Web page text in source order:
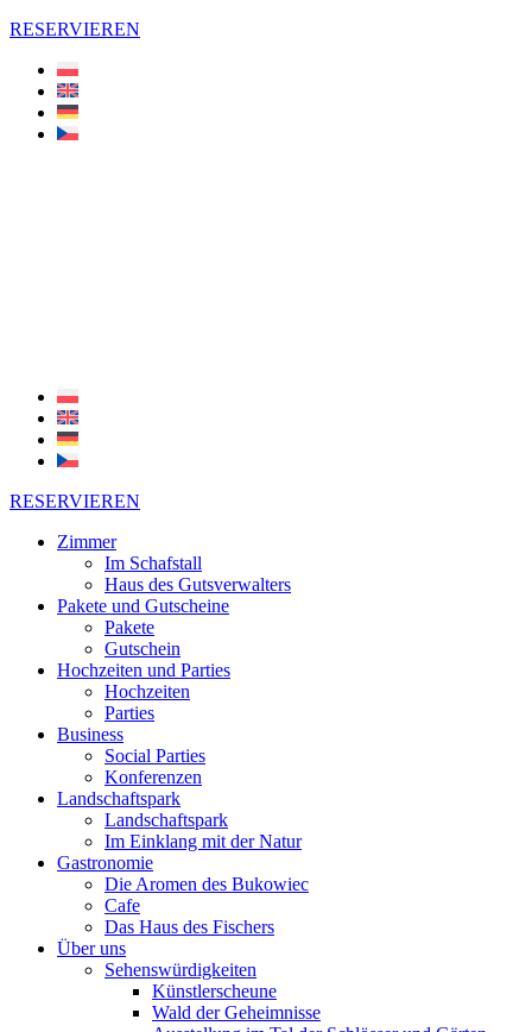
RESERVIEREN
RESERVIEREN
Zimmer
Im Schafstall
Haus des Gutsverwalters
Pakete und Gutscheine
Pakete
Gutschein
Hochzeiten und Parties
Hochzeiten
Parties
Business
Social Parties
Konferenzen
Landschaftspark
Landschaftspark
Im Einklang mit der Natur
Gastronomie
Die Aromen des Bukowiec
Cafe
Das Haus des Fischers
Über uns
Sehenswürdigkeiten
Künstlerscheune
Wald der Geheimnisse